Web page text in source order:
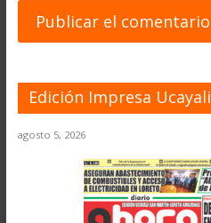
Edición Impresa Ucayali
agosto 5, 2026